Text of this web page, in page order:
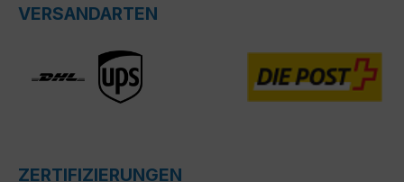
VERSANDARTEN
ZERTIFIZIERUNGEN